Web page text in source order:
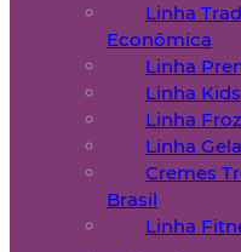
Linha
Econômica
Linha
Linha Kids
Linha
Linha
Cremes
Brasil
Linha